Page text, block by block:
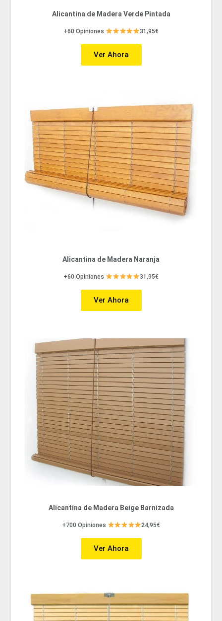
Alicantina de Madera Verde Pintada
+60 Opiniones 31,95€
Ver Ahora
Alicantina de Madera Naranja
+60 Opiniones 31,95€
Ver Ahora
Alicantina de Madera Beige Barnizada
+700 Opiniones 24,95€
Ver Ahora